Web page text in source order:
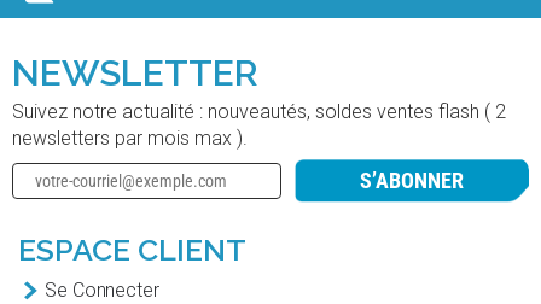
NEWSLETTER
Suivez notre actualité : nouveautés, soldes ventes flash ( 2
newsletters par mois max ).
S’ABONNER
ESPACE CLIENT
Se Connecter